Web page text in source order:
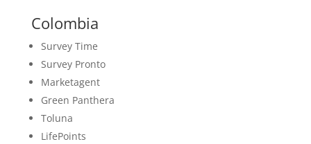
Colombia
Survey Time
Survey Pronto
Marketagent
Green Panthera
Toluna
LifePoints